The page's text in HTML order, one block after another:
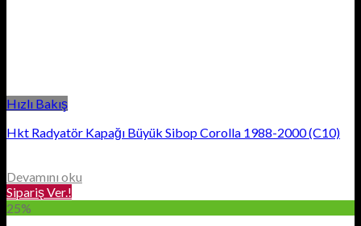
Hızlı Bakış
Hkt Radyatör Kapağı Büyük Sibop Corolla 1988-2000 (C10)
Devamını oku
Sipariş Ver.!
25%